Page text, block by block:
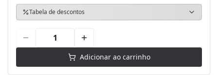
Tabela de descontos
Adicionar ao carrinho